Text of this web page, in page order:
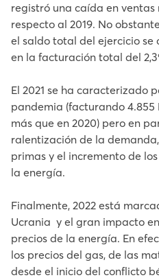
registró una caída en ventas
respecto al 2019. No
el saldo total del ejercicio se
en la facturación total del
El 2021 se ha caracterizado
pandemia (facturando 4.855
más que en 2020) pero en
ralentización de la
primas y el incremento de
la energía.
Finalmente, 2022 está
Ucrania y el gran impacto
precios de la energía. En
los precios del gas, de las
desde el inicio del conflicto